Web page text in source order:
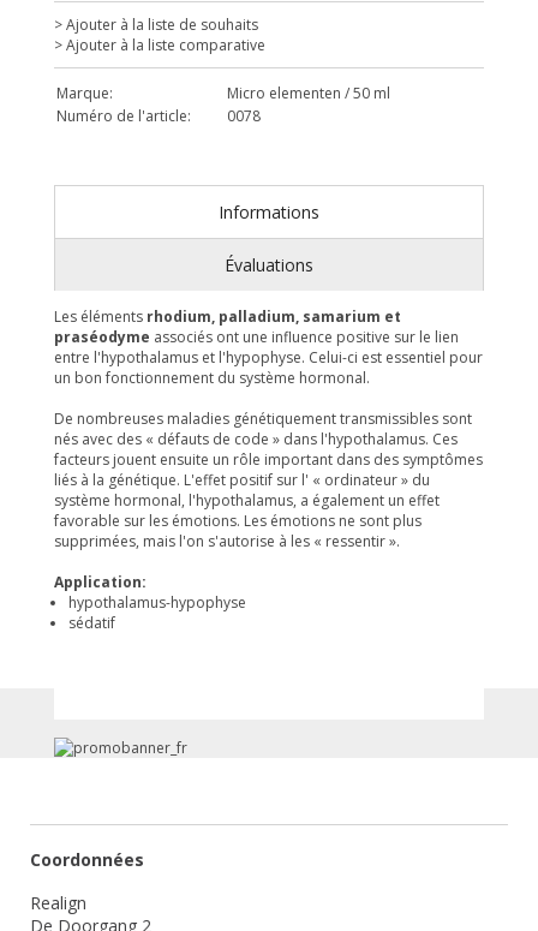
> Ajouter à la liste de souhaits
> Ajouter à la liste comparative
Marque:
Micro elementen / 50 ml
Numéro de l'article:
0078
Informations
Évaluations
Les éléments rhodium, palladium, samarium et
praséodyme associés ont une influence positive sur le lien
entre l'hypothalamus et l'hypophyse. Celui-ci est essentiel pour
un bon fonctionnement du système hormonal.
De nombreuses maladies génétiquement transmissibles sont
nés avec des « défauts de code » dans l'hypothalamus. Ces
facteurs jouent ensuite un rôle important dans des symptômes
liés à la génétique. L'effet positif sur l' « ordinateur » du
système hormonal, l'hypothalamus, a également un effet
favorable sur les émotions. Les émotions ne sont plus
supprimées, mais l'on s'autorise à les « ressentir ».
Application:
hypothalamus-hypophyse
sédatif
Coordonnées
Realign
De Doorgang 2